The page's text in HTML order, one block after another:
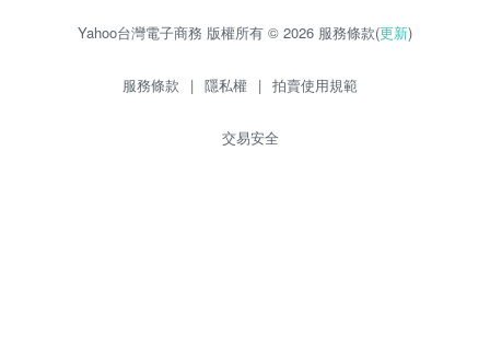
Yahoo台灣電子商務 版權所有 © 2026 服務條款(更新)
服務條款 | 隱私權 | 拍賣使用規範
交易安全